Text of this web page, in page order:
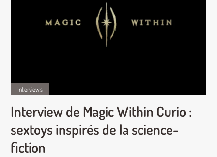
Interviews
Interview de Magic Within Curio :
sextoys inspirés de la science-
fiction